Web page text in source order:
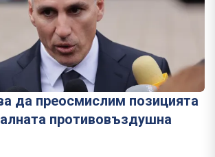
да преосмислим позицията
противовъздушна